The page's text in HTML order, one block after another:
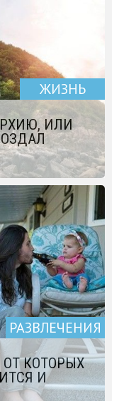
ЖИЗНЬ
ИЛИ
РАЗВЛЕЧЕНИЯ
ОТ КОТОРЫХ
И